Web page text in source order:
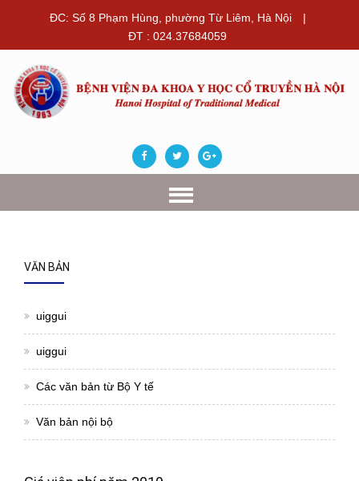
ĐC: Số 8 Phạm Hùng, phường Từ Liêm, Hà Nội
|
ĐT : 024.37684059
VĂN BẢN
uiggui
uiggui
Các văn bản từ Bộ Y tế
Văn bản nội bộ